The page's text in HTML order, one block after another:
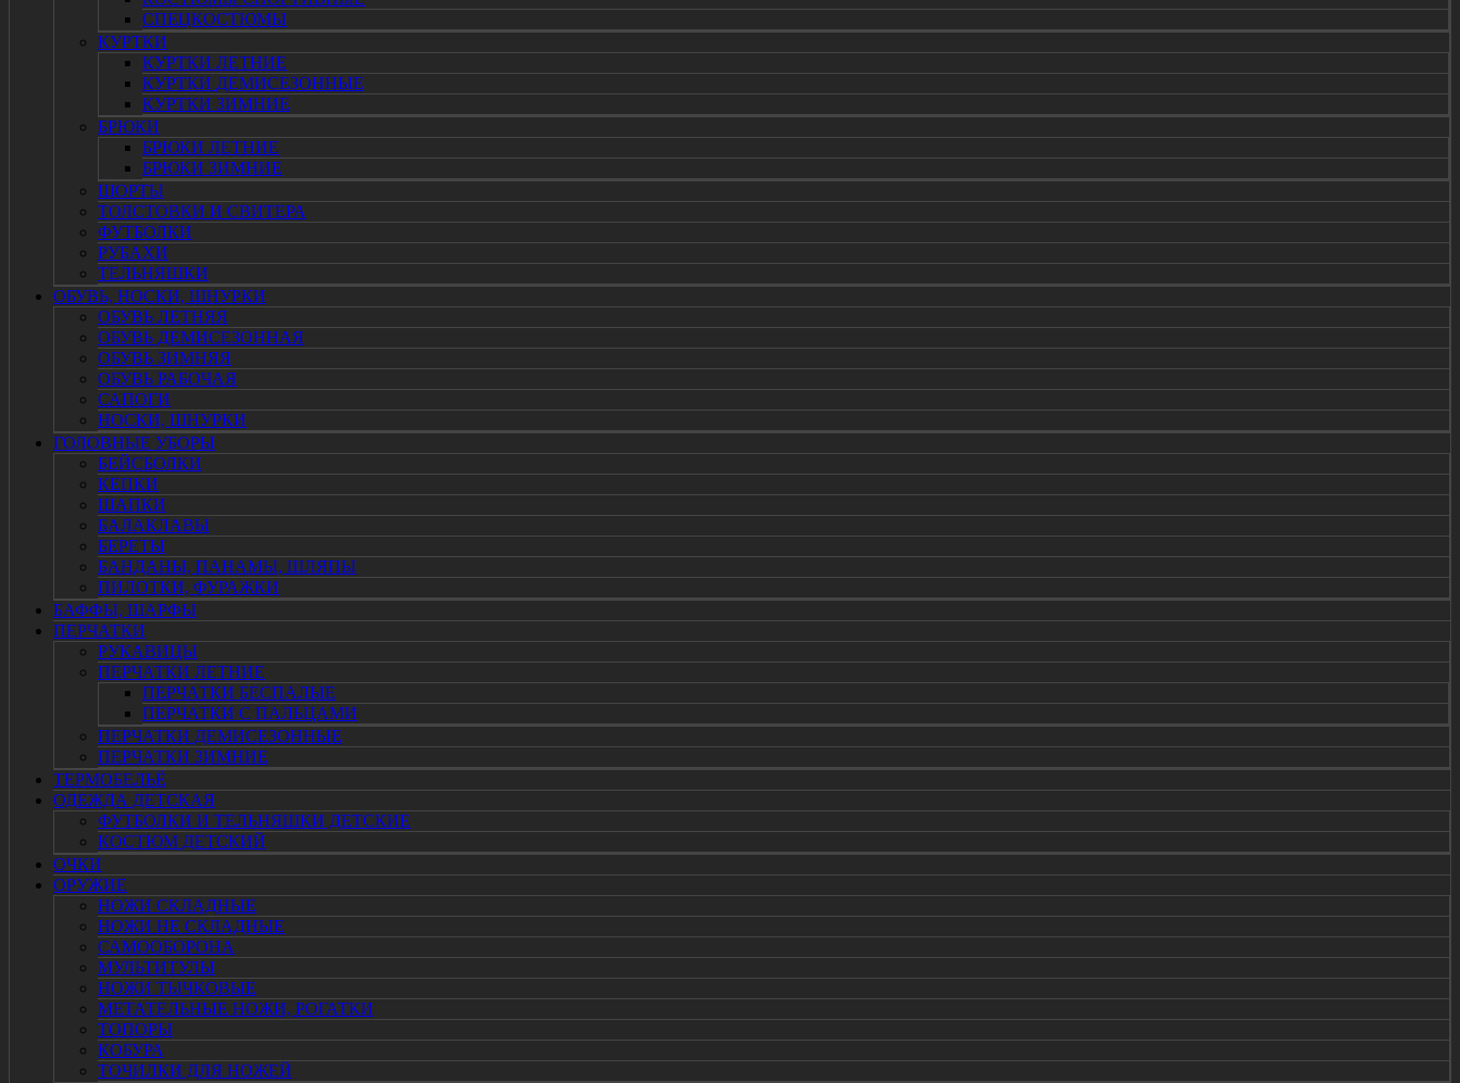
СПЕЦКОСТЮМЫ
КУРТКИ
КУРТКИ ЛЕТНИЕ
КУРТКИ ДЕМИСЕЗОННЫЕ
КУРТКИ ЗИМНИЕ
БРЮКИ
БРЮКИ ЛЕТНИЕ
БРЮКИ ЗИМНИЕ
ШОРТЫ
ТОЛСТОВКИ И СВИТЕРА
ФУТБОЛКИ
РУБАХИ
ТЕЛЬНЯШКИ
ОБУВЬ, НОСКИ, ШНУРКИ
ОБУВЬ ЛЕТНЯЯ
ОБУВЬ ДЕМИСЕЗОННАЯ
ОБУВЬ ЗИМНЯЯ
ОБУВЬ РАБОЧАЯ
САПОГИ
НОСКИ, ШНУРКИ
ГОЛОВНЫЕ УБОРЫ
БЕЙСБОЛКИ
КЕПКИ
ШАПКИ
БАЛАКЛАВЫ
БЕРЕТЫ
БАНДАНЫ, ПАНАМЫ, ШЛЯПЫ
ПИЛОТКИ, ФУРАЖКИ
БАФФЫ, ШАРФЫ
ПЕРЧАТКИ
РУКАВИЦЫ
ПЕРЧАТКИ ЛЕТНИЕ
ПЕРЧАТКИ БЕСПАЛЫЕ
ПЕРЧАТКИ С ПАЛЬЦАМИ
ПЕРЧАТКИ ДЕМИСЕЗОННЫЕ
ПЕРЧАТКИ ЗИМНИЕ
ТЕРМОБЕЛЬЁ
ОДЕЖДА ДЕТСКАЯ
ФУТБОЛКИ И ТЕЛЬНЯШКИ ДЕТСКИЕ
КОСТЮМ ДЕТСКИЙ
ОЧКИ
ОРУЖИЕ
НОЖИ СКЛАДНЫЕ
НОЖИ НЕ СКЛАДНЫЕ
САМООБОРОНА
МУЛЬТИТУЛЫ
НОЖИ ТЫЧКОВЫЕ
МЕТАТЕЛЬНЫЕ НОЖИ, РОГАТКИ
ТОПОРЫ
КОБУРА
ТОЧИЛКИ ДЛЯ НОЖЕЙ